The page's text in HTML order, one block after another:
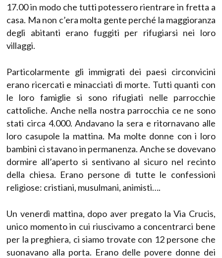
17.00 in modo che tutti potessero rientrare in fretta a
casa. Ma non c’era molta gente perché la maggioranza
degli abitanti erano fuggiti per rifugiarsi nei loro
villaggi.
Particolarmente gli immigrati dei paesi circonvicini
erano ricercati e minacciati di morte. Tutti quanti con
le loro famiglie si sono rifugiati nelle parrocchie
cattoliche. Anche nella nostra parrocchia ce ne sono
stati circa 4.000. Andavano la sera e ritornavano alle
loro casupole la mattina. Ma molte donne con i loro
bambini ci stavano in permanenza. Anche se dovevano
dormire all’aperto si sentivano al sicuro nel recinto
della chiesa. Erano persone di tutte le confessioni
religiose: cristiani, musulmani, animisti….
Un venerdì mattina, dopo aver pregato la Via Crucis,
unico momento in cui riuscivamo a concentrarci bene
per la preghiera, ci siamo trovate con 12 persone che
suonavano alla porta. Erano delle povere donne dei